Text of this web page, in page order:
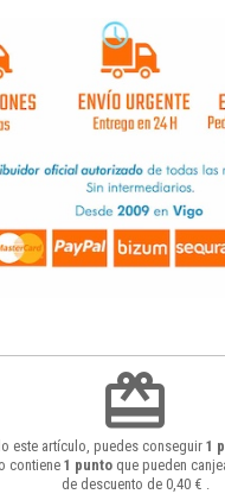
redeem
este artículo, puedes conseguir 1
contiene1 punto que pueden
de descuento de 0,40 €